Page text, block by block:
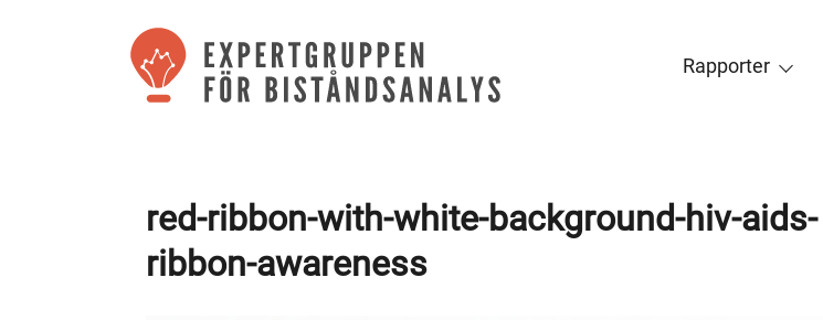
Rapporter
red-ribbon-with-white-background-hiv-aids-
ribbon-awareness